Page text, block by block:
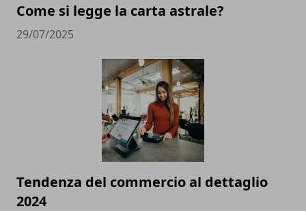
Come si legge la carta astrale?
29/07/2025
Tendenza del commercio al dettaglio
2024